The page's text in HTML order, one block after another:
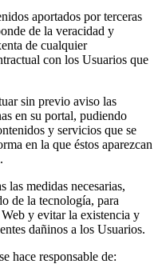
aportados por terceras
de la veracidad y
de cualquier
con los Usuarios que
sin previo aviso las
en su portal, pudiendo
y servicios que se
en la que éstos aparezcan
las medidas necesarias,
de la tecnología, para
y evitar la existencia y
dañinos a los Usuarios.
hace responsable de: